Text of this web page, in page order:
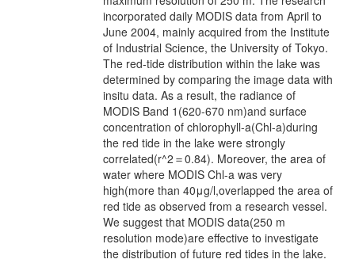
incorporated daily MODIS data from April to
June 2004, mainly acquired from the Institute
of Industrial Science, the University of Tokyo.
The red-tide distribution within the lake was
determined by comparing the image data with
insitu data. As a result, the radiance of
MODIS Band 1(620-670 nm)and surface
concentration of chlorophyll-a(Chl-a)during
the red tide in the lake were strongly
correlated(r^2＝0.84). Moreover, the area of
water where MODIS Chl-a was very
high(more than 40μg/l,overlapped the area of
red tide as observed from a research vessel.
We suggest that MODIS data(250 m
resolution mode)are effective to investigate
the distribution of future red tides in the lake.